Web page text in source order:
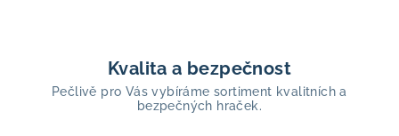
Kvalita a bezpečnost
Pečlivě pro Vás vybíráme sortiment kvalitních a
bezpečných hraček.